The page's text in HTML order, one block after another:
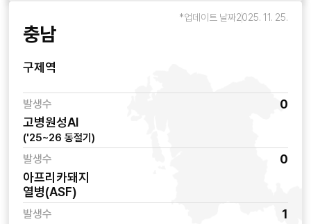
*업데이트 날짜2025. 11. 25.
충남
구제역
발생수
0
고병원성AI
('25~26 동절기)
발생수
0
아프리카돼지
열병(ASF)
발생수
1